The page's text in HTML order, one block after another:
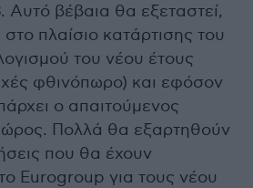
. Αυτό βέβαια θα εξεταστεί,
πλαίσιο κατάρτισης του
του νέου έτους
φθινόπωρο) και εφόσον
ο απαιτούμενος
Πολλά θα εξαρτηθούν
που θα έχουν
Εurogroup για τους νέου